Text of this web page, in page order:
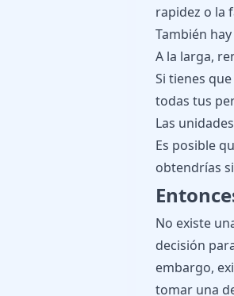
rapidez o la
También
A la larga,
Si tienes
todas tus
Las
Es posible
obtendrías
No existe
decisión
embargo,
tomar una